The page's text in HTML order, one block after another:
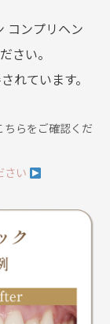
コンプリヘン
さい。
れています。
らをご確認くだ
さい